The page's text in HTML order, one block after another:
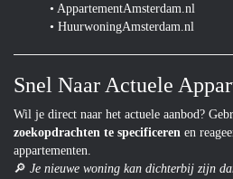
• AppartementAmsterdam.nl
• HuurwoningAmsterdam.nl
Snel Naar Actuele
Wil je direct naar het actuele aanbod?
zoekopdrachten te specificeren en
appartementen.
🔎 Je nieuwe woning kan dichterbij zijn